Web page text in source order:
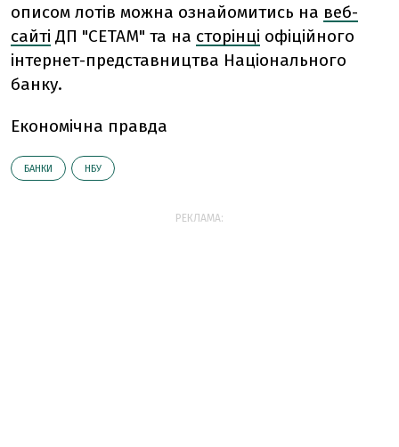
описом лотів можна ознайомитись на веб-
сайті ДП "СЕТАМ" та на сторінці офіційного
інтернет-представництва Національного
банку.
Економічна правда
БАНКИ НБУ
РЕКЛАМА: